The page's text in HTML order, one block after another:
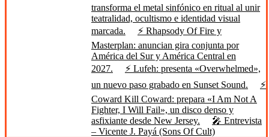
transforma el metal sinfónico en ritual al unir
teatralidad, ocultismo e identidad visual
marcada.
⚡ Rhapsody Of Fire y
Masterplan: anuncian gira conjunta por
América del Sur y América Central en
2027.
⚡ Lufeh: presenta «Overwhelmed»,
un nuevo paso grabado en Sunset Sound.
⚡
Coward Kill Coward: prepara «I Am Not A
Fighter, I Will Fail», un disco denso y
asfixiante desde New Jersey.
🎤 Entrevista
– Vicente J. Payá (Sons Of Cult)